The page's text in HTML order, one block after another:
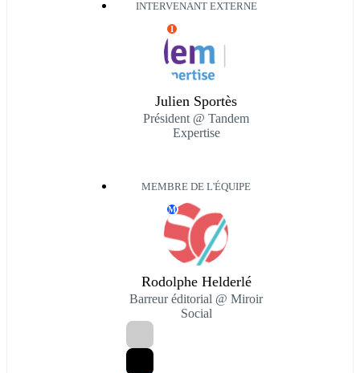
INTERVENANT EXTERNE
I
Julien Sportès
Président @ Tandem
Expertise
MEMBRE DE L'ÉQUIPE
M
Rodolphe Helderlé
Barreur éditorial @ Miroir
Social